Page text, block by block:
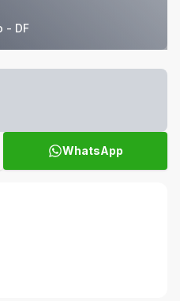
- DF
WhatsApp